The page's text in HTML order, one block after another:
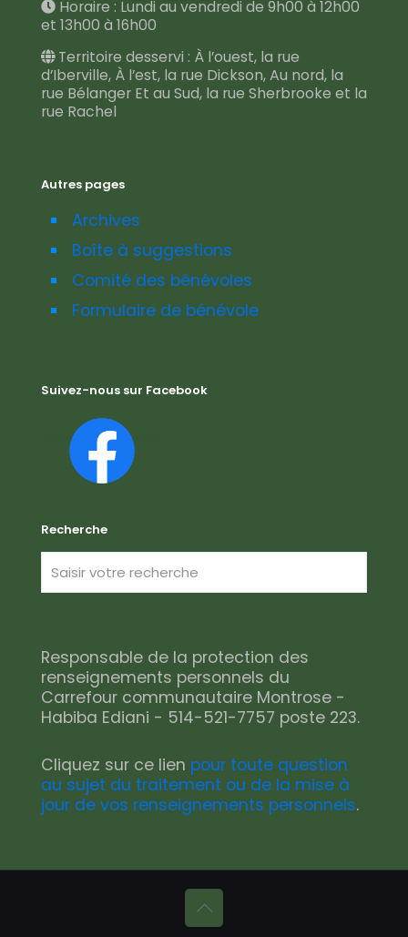
Horaire : Lundi au vendredi de 9h00 à 12h00
et 13h00 à 16h00
Territoire desservi : À l’ouest, la rue
d’Iberville, À l’est, la rue Dickson, Au nord, la
rue Bélanger Et au Sud, la rue Sherbrooke et la
rue Rachel
Autres pages
Archives
Boîte à suggestions
Comité des bénévoles
Formulaire de bénévole
Suivez-nous sur Facebook
Recherche
Responsable de la protection des
renseignements personnels du
Carrefour communautaire Montrose -
Habiba Ediani - 514-521-7757 poste 223.
Cliquez sur ce lien pour toute question
au sujet du traitement ou de la mise à
jour de vos renseignements personnels.